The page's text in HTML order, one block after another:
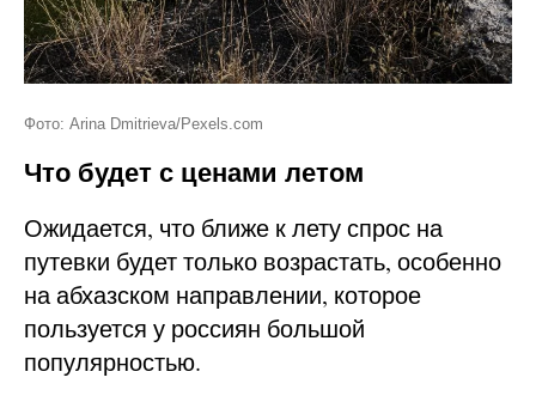
Фото: Arina Dmitrieva/Pexels.com
Что будет с ценами летом
Ожидается, что ближе к лету спрос на
путевки будет только возрастать, особенно
на абхазском направлении, которое
пользуется у россиян большой
популярностью.